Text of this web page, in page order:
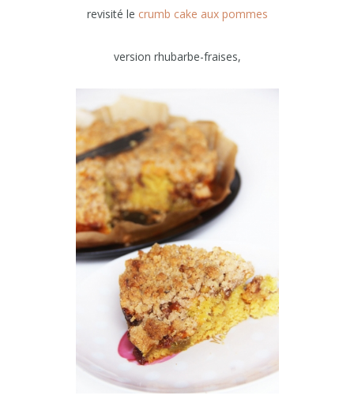
revisité le crumb cake aux pommes
version rhubarbe-fraises,